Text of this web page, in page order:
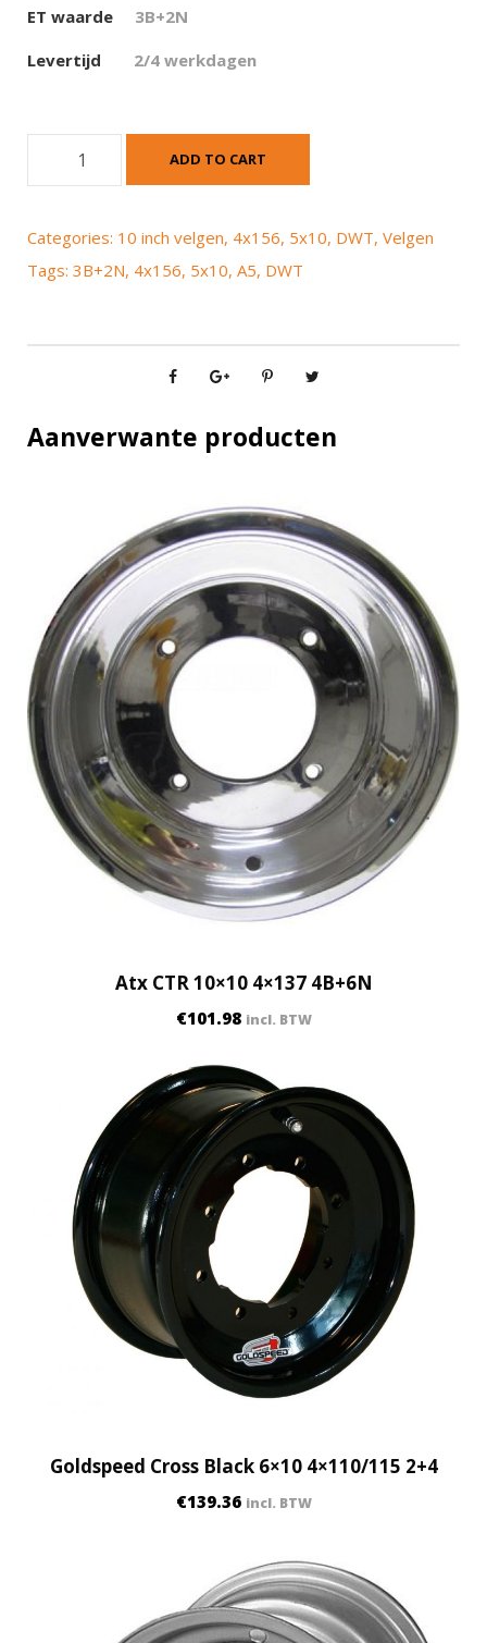
ET waarde
3B+2N
Levertijd
2/4 werkdagen
5
1
q
u
a
n
ADD TO CART
Categories: 10 inch velgen, 4x156, 5x10, DWT, Velgen
Tags: 3B+2N, 4x156, 5x10, A5, DWT
Aanverwante producten
Atx CTR 10×10 4×137 4B+6N
€101.98 incl. BTW
Goldspeed Cross Black 6×10 4×110/115 2+4
€139.36 incl. BTW